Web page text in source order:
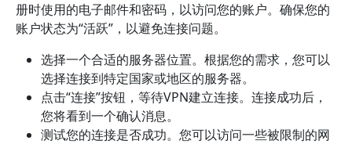
册时使用的电子邮件和密码，以访问您的账户。确保您的
账户状态为“活跃”，以避免连接问题。
选择一个合适的服务器位置。根据您的需求，您可以
选择连接到特定国家或地区的服务器。
点击“连接”按钮，等待VPN建立连接。连接成功后，
您将看到一个确认消息。
测试您的连接是否成功。您可以访问一些被限制的网